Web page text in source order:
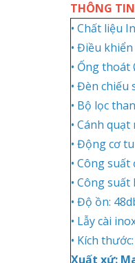
THÔNG
• Chất liệu
• Điều
• Ống thoát
• Đèn chiếu
• Bộ lọc
• Cánh
• Động cơ
• Công
• Công
• Độ ồn:
• Lẫy cài
• Kích
Xuất xứ: